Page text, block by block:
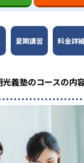
夏期講習 料金詳細
義塾のコースの内